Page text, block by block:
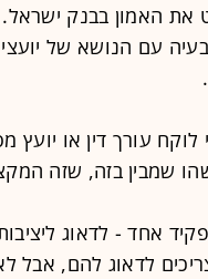
את האמון בבנק
עם הנושא של
עורך דין או יועץ
שמבין בזה, שזה
אחד - לדאוג
לדאוג להם, אבל